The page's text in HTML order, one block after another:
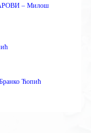
– Милош
Ћопић